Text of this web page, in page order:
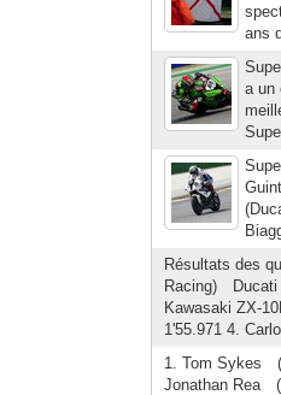
ans
a un
Résultats des
Racing)
Kawasaki ZX-
1'55.971 4.
1. Tom Sykes
Jonathan Rea